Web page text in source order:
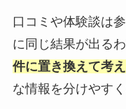
口コミや体験談は
に同じ結果が出る
件に置き換えて考
な情報を分けやすく